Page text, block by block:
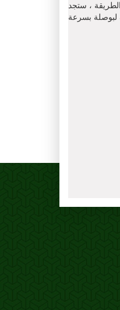
، ستجد